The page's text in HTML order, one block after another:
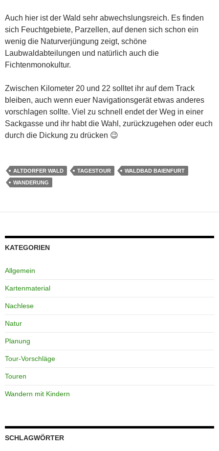
Auch hier ist der Wald sehr abwechslungsreich. Es finden
sich Feuchtgebiete, Parzellen, auf denen sich schon ein
wenig die Naturverjüngung zeigt, schöne
Laubwaldabteilungen und natürlich auch die
Fichtenmonokultur.
Zwischen Kilometer 20 und 22 solltet ihr auf dem Track
bleiben, auch wenn euer Navigationsgerät etwas anderes
vorschlagen sollte. Viel zu schnell endet der Weg in einer
Sackgasse und ihr habt die Wahl, zurückzugehen oder euch
durch die Dickung zu drücken 😉
ALTDORFER WALD TAGESTOUR
WALDBAD BAIENFURT
WANDERUNG
KATEGORIEN
Allgemein
Kartenmaterial
Nachlese
Natur
Planung
Tour-Vorschläge
Touren
Wandern mit Kindern
SCHLAGWÖRTER